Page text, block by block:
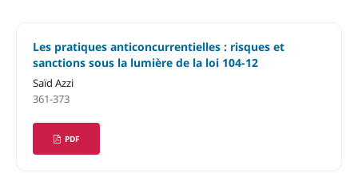
Les pratiques anticoncurrentielles : risques et
sanctions sous la lumière de la loi 104-12
Saïd Azzi
361-373
PDF